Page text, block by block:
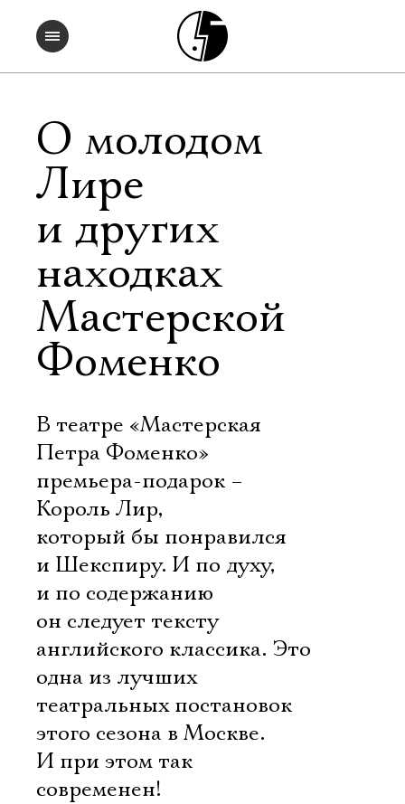
О молодом
Лире
и других
находках
Мастерской
Фоменко
В театре «Мастерская
Петра Фоменко»
премьера-подарок –
Король Лир,
который бы понравился
и Шекспиру. И по духу,
и по содержанию
он следует тексту
английского классика. Это
одна из лучших
театральных постановок
этого сезона в Москве.
И при этом так
современен!